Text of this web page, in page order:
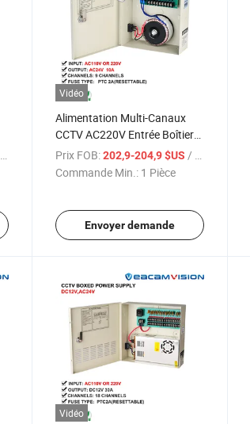
Vidéo
Alimentation Multi-Canaux
CCTV AC220V Entrée Boîtier
CCTV - 6 à 18 Sorties avec
Protection par Fusible
Prix FOB: 202,9-204,9 $US/ Pièce
Commande Min.: 1 Pièce
Envoyer demande
Vidéo